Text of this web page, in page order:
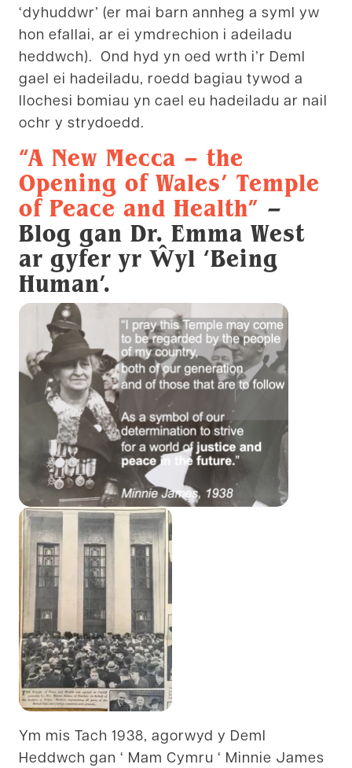
‘dyhuddwr’ (er mai barn annheg a syml yw
hon efallai, ar ei ymdrechion i adeiladu
heddwch). Ond hyd yn oed wrth i’r Deml
gael ei hadeiladu, roedd bagiau tywod a
llochesi bomiau yn cael eu hadeiladu ar nail
ochr y strydoedd.
“A New Mecca – the
Opening of Wales’ Temple
of Peace and Health” –
Blog gan Dr. Emma West
ar gyfer yr Ŵyl ‘Being
Human’.
Ym mis Tach 1938, agorwyd y Deml
Heddwch gan ‘ Mam Cymru ‘ Minnie James